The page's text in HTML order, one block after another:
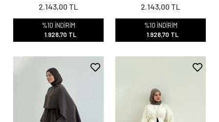
2.143,00 TL
%10 İNDİRİM
1.928,70 TL
2.143,00 TL
%10 İNDİRİM
1.928,70 TL